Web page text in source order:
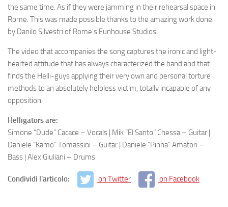
the same time. As if they were jamming in their rehearsal space in
Rome. This was made possible thanks to the amazing work done
by Danilo Silvestri of Rome’s Funhouse Studios.
The video that accompanies the song captures the ironic and light-
hearted attitude that has always characterized the band and that
finds the Helli-guys applying their very own and personal torture
methods to an absolutely helpless victim, totally incapable of any
opposition.
Helligators are:
Simone “Dude” Cacace – Vocals | Mik “El Santo” Chessa – Guitar |
Daniele “Kamo” Tomassini – Guitar | Daniele “Pinna” Amatori –
Bass | Alex Giuliani – Drums
Condividi l'articolo: on Twitter on Facebook